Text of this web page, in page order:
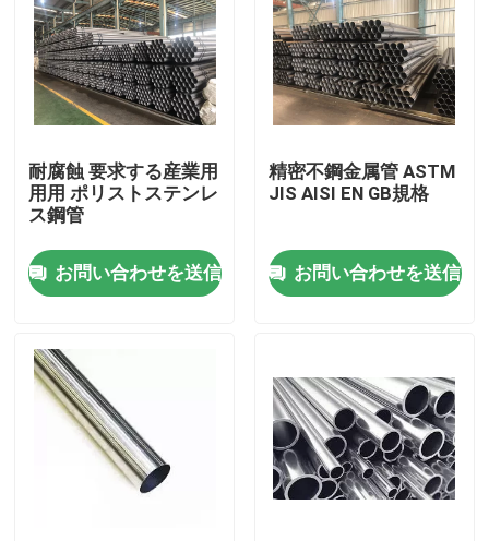
接触
製品
ビデオ
ステンレス鋼の薄板金
ステンレス鋼 シートのコイル
ステンレス鋼の棒
耐腐蝕 要求する産業用
用用 ポリストステンレ
ス鋼管
お問い合わせを送信
精密不鋼金属管 ASTM
JIS AISI EN GB規格
お問い合わせを送信